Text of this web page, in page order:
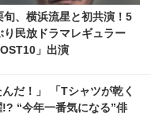
旬、横浜流星と初共演！5
り民放ドラマレギュラー
」出演
んだ！」 「Tシャツが乾く
“今年一番気になる”俳